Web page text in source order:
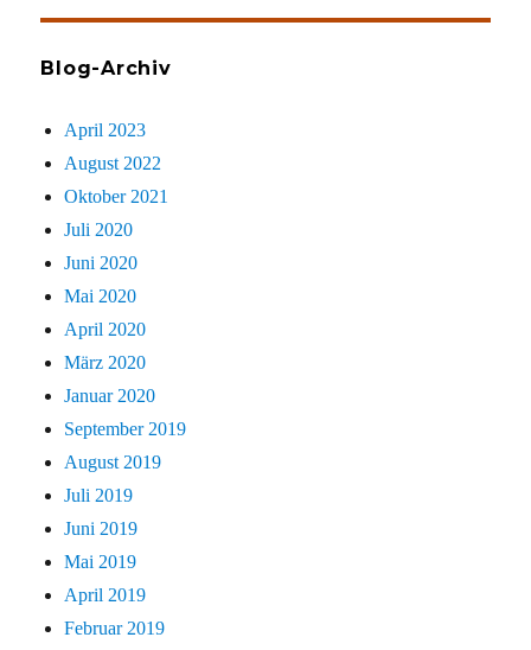
Blog-Archiv
April 2023
August 2022
Oktober 2021
Juli 2020
Juni 2020
Mai 2020
April 2020
März 2020
Januar 2020
September 2019
August 2019
Juli 2019
Juni 2019
Mai 2019
April 2019
Februar 2019